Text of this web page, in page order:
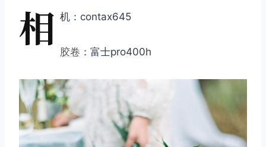
相 机：contax645
胶卷 ：富士pro400h